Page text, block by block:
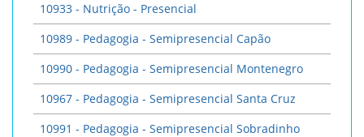
10933 - Nutrição - Presencial
10989 - Pedagogia - Semipresencial Capão
10990 - Pedagogia - Semipresencial Montenegro
10967 - Pedagogia - Semipresencial Santa Cruz
10991 - Pedagogia - Semipresencial Sobradinho